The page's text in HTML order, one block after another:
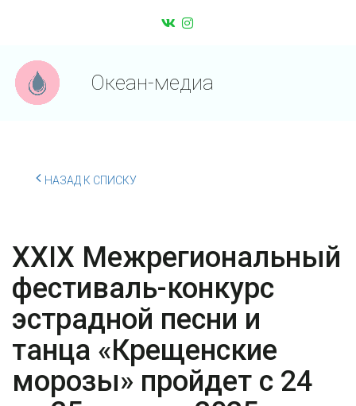
Океан-медиа
НАЗАД К СПИСКУ
XXIX Межрегиональный
фестиваль-конкурс
эстрадной песни и
танца «Крещенские
морозы» пройдет с 24